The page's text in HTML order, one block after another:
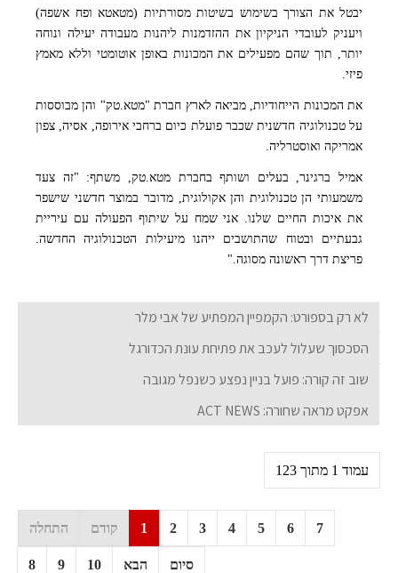
יבטל את הצורך בשימוש בשיטות מסורתיות (מטאטא ופח אשפה)
ויעניק לעובדי הניקיון את ההזדמנות ליהנות מעבודה יעילה ונוחה
יותר, תוך שהם מפעילים את המכונות באופן אוטומטי וללא מאמץ
פיזי.
את המכונות הייחודיות, מביאה לארץ חברת "מטא.טק" והן מבוססות
על טכנולוגיה חדשנית שכבר פועלת כיום ברחבי אירופה, אסיה, צפון
אמריקה ואוסטרליה.
אמיל ברגינר, בעלים ושותף בחברת מטא.טק, משתף: "זה צעד
משמעותי הן טכנולוגית והן אקולוגית, מדובר במוצר חדשני שישפר
את איכות החיים שלנו. אני שמח על שיתוף הפעולה עם עיריית
גבעתיים ובטוח שהתושבים ייהנו מיעילות הטכנולוגיה החדשה.
פריצת דרך ראשונה מסוגה."
לא רק בספורט: הקמפיין המפתיע של אבי מלר
הסכסוך שעלול לעכב את פתיחת עונת הכדורגל
שוב זה קורה: פועל בניין נפצע כשנפל מגובה
אפקט מראה שחורה: ACT NEWS
עמוד 1 מתוך 123
התחלה קודם 1 2 3 4 5 6 7
8 9 10 הבא סיום